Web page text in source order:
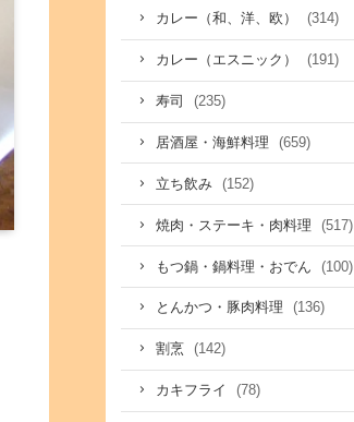
カレー（和、洋、欧） (314)
カレー（エスニック） (191)
寿司 (235)
居酒屋・海鮮料理 (659)
立ち飲み (152)
焼肉・ステーキ・肉料理 (517)
もつ鍋・鍋料理・おでん (100)
とんかつ・豚肉料理 (136)
割烹 (142)
カキフライ (78)